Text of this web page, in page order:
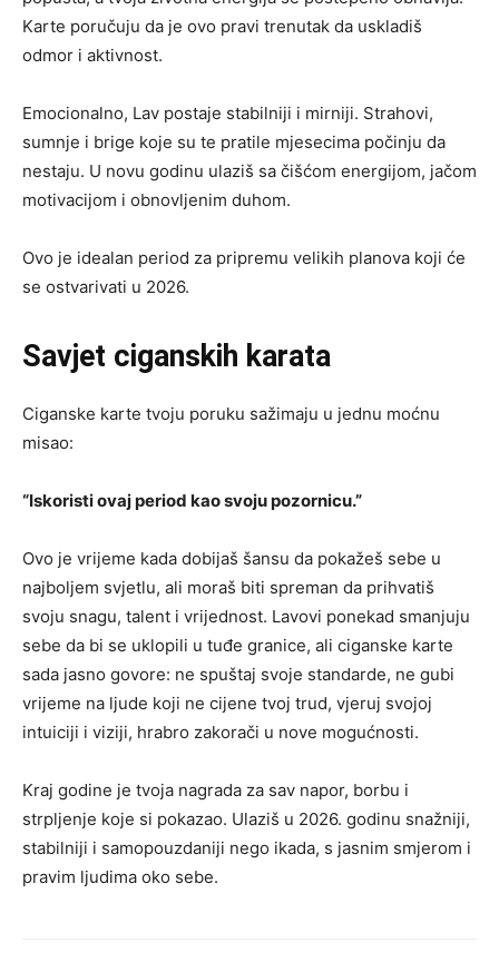
Karte poručuju da je ovo pravi trenutak da uskladiš
odmor i aktivnost.
Emocionalno, Lav postaje stabilniji i mirniji. Strahovi,
sumnje i brige koje su te pratile mjesecima počinju da
nestaju. U novu godinu ulaziš sa čišćom energijom, jačom
motivacijom i obnovljenim duhom.
Ovo je idealan period za pripremu velikih planova koji će
se ostvarivati u 2026.
Savjet ciganskih karata
Ciganske karte tvoju poruku sažimaju u jednu moćnu
misao:
“Iskoristi ovaj period kao svoju pozornicu.”
Ovo je vrijeme kada dobijaš šansu da pokažeš sebe u
najboljem svjetlu, ali moraš biti spreman da prihvatiš
svoju snagu, talent i vrijednost. Lavovi ponekad smanjuju
sebe da bi se uklopili u tuđe granice, ali ciganske karte
sada jasno govore: ne spuštaj svoje standarde, ne gubi
vrijeme na ljude koji ne cijene tvoj trud, vjeruj svojoj
intuiciji i viziji, hrabro zakorači u nove mogućnosti.
Kraj godine je tvoja nagrada za sav napor, borbu i
strpljenje koje si pokazao. Ulaziš u 2026. godinu snažniji,
stabilniji i samopouzdaniji nego ikada, s jasnim smjerom i
pravim ljudima oko sebe.